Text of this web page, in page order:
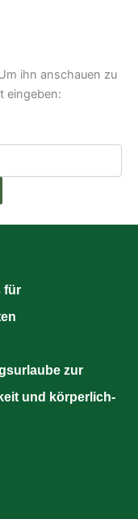
ihn anschauen zu
eingeben:
für
zur
und körperlich-